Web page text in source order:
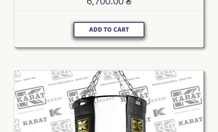
ADD TO CART